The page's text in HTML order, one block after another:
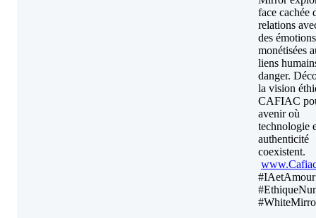
face cachée
relations
des émotions
monétisées
liens
danger.
la vision
CAFIAC
avenir où
technologie
authenticité
coexistent.
#IAetAmour